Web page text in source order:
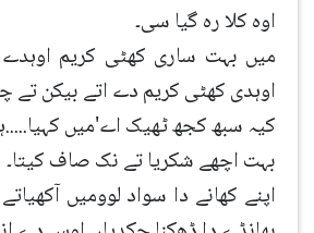
اوہ کلا رہ گیا سی۔
میں بہت ساری کھٹی کریم اوہدے
اوہدی کھٹی کریم دے اتے بیکن تے
کیہ سبھ کجھ ٹھیک اے'میں
بہت اچھے شکریا تے نک صاف کیتا۔
اپنے کھانے دا سواد لوومیں